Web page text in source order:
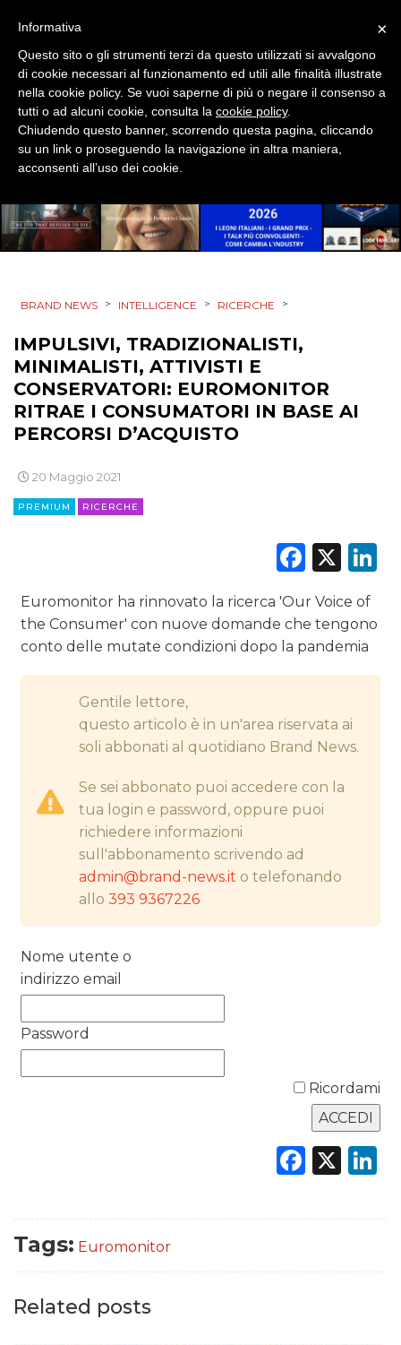
MOBILE
PROMOZIONI
PRODOTTI
CSR
CINEMA
DIGITALE
ESTERNA
RICERCHE
PREVISIONI/SCENARI
NORMATIVE
CASE HISTORY
BRAND NEWS > INTELLIGENCE > RICERCHE >
IMPULSIVI, TRADIZIONALISTI,
MINIMALISTI, ATTIVISTI E
CONSERVATORI: EUROMONITOR
RITRAE I CONSUMATORI IN BASE AI
PERCORSI D’ACQUISTO
20 Maggio 2021
PREMIUM RICERCHE
X
Euromonitor ha rinnovato la ricerca 'Our Voice of
the Consumer' con nuove domande che tengono
conto delle mutate condizioni dopo la pandemia
Gentile lettore,
questo articolo è in un'area riservata ai
soli abbonati al quotidiano Brand News.
Se sei abbonato puoi accedere con la
tua login e password, oppure puoi
richiedere informazioni
sull'abbonamento scrivendo ad
admin@brand-news.it o telefonando
allo393 9367226
Nome utente o
indirizzo email
Password
Ricordami
X
Tags: Euromonitor
Related posts
×
Informativa
Questo sito o gli strumenti terzi da questo utilizzati si avvalgono
di cookie necessari al funzionamento ed utili alle finalità illustrate
nella cookie policy. Se vuoi saperne di più o negare il consenso a
tutti o ad alcuni cookie, consulta la cookie policy.
Chiudendo questo banner, scorrendo questa pagina, cliccando
su un link o proseguendo la navigazione in altra maniera,
acconsenti all’uso dei cookie.